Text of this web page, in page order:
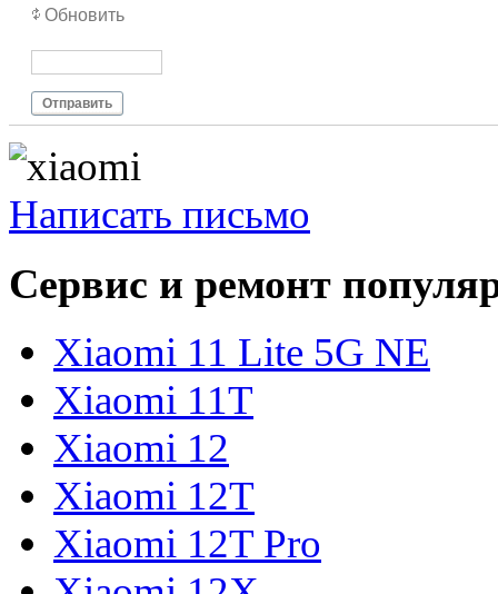
Обновить
Отправить
Написать письмо
Сервис и ремонт
Xiaomi 11 Lite 5G NE
Xiaomi 11T
Xiaomi 12
Xiaomi 12T
Xiaomi 12T Pro